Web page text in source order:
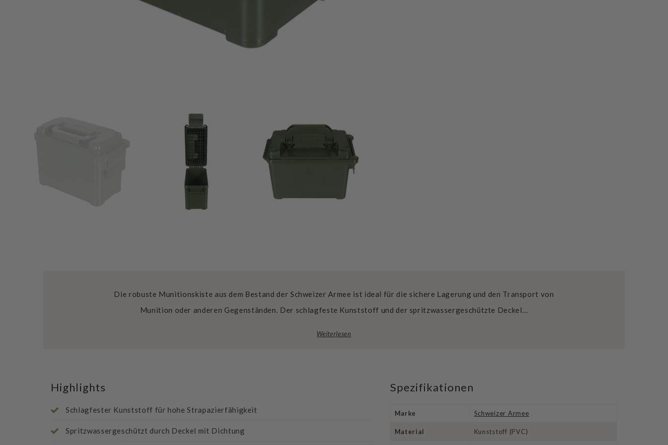
Die robuste Munitionskiste aus dem Bestand der Schweizer Armee ist ideal für die sichere Lagerung und den Transport von
Munition oder anderen Gegenständen. Der schlagfeste Kunststoff und der spritzwassergeschützte Deckel…
Weiterlesen
Highlights
Schlagfester Kunststoff für hohe Strapazierfähigkeit
Spritzwassergeschützt durch Deckel mit Dichtung
Spezifikationen
Marke Schweizer Armee
Material Kunststoff (PVC)